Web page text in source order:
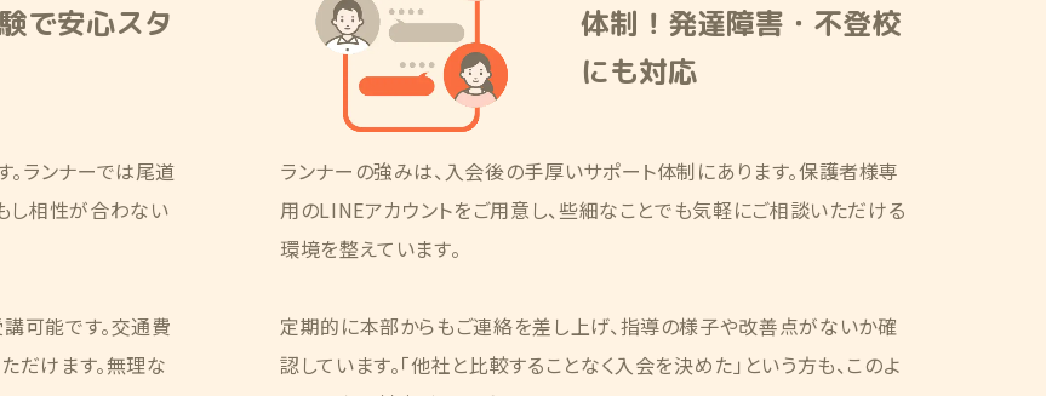
で安心スタ
ランナーでは尾道
し相性が合わない
可能です。交通費
だけます。無理な
体制！発達障害・不登校
にも対応
ランナーの強みは、入会後の手厚いサポート体制にあります。保護者様専
用のLINEアカウントをご用意し、些細なことでも気軽にご相談いただける
環境を整えています。
定期的に本部からもご連絡を差し上げ、指導の様子や改善点がないか確
認しています。「他社と比較することなく入会を決めた」という方も、このよ